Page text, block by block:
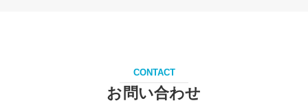
CONTACT
お問い合わせ